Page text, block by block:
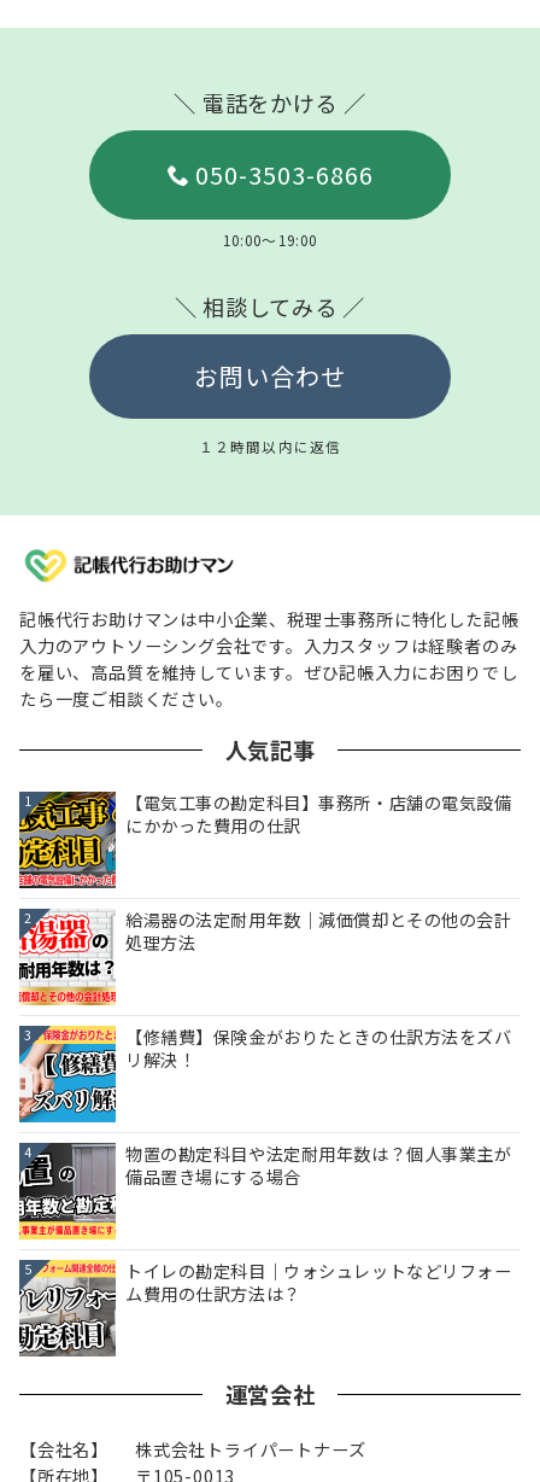
＼ 電話をかける ／
050-3503-6866
10:00～19:00
＼ 相談してみる ／
お問い合わせ
１２時間以内に返信
記帳代行お助けマンは中小企業、税理士事務所に特化した記帳
入力のアウトソーシング会社です。入力スタッフは経験者のみ
を雇い、高品質を維持しています。ぜひ記帳入力にお困りでし
たら一度ご相談ください。
人気記事
1
【電気工事の勘定科目】事務所・店舗の電気設備
にかかった費用の仕訳
2
給湯器の法定耐用年数｜減価償却とその他の会計
処理方法
3
【修繕費】保険金がおりたときの仕訳方法をズバ
リ解決！
4
物置の勘定科目や法定耐用年数は？個人事業主が
備品置き場にする場合
5
トイレの勘定科目｜ウォシュレットなどリフォー
ム費用の仕訳方法は？
運営会社
【会社名】
株式会社トライパートナーズ
【所在地】
〒105-0013